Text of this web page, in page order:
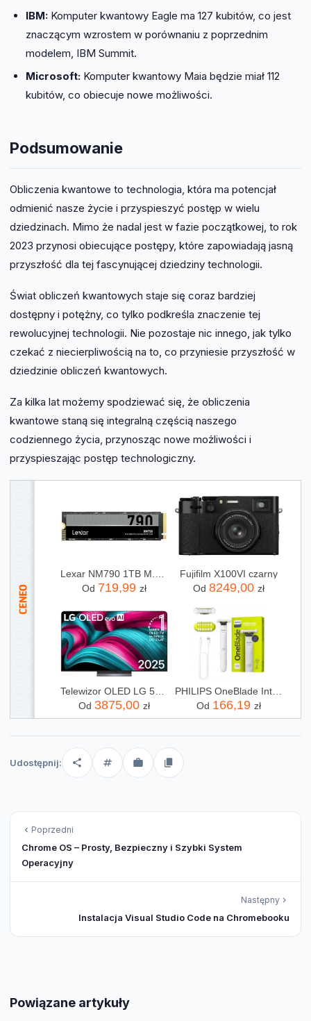
IBM:Komputer kwantowy Eagle ma 127 kubitów, co jest
znaczącym wzrostem w porównaniu z poprzednim
modelem, IBM Summit.
Microsoft:Komputer kwantowy Maia będzie miał 112
kubitów, co obiecuje nowe możliwości.
Podsumowanie
Obliczenia kwantowe to technologia, która ma potencjał
odmienić nasze życie i przyspieszyć postęp w wielu
dziedzinach. Mimo że nadal jest w fazie początkowej, to rok
2023 przynosi obiecujące postępy, które zapowiadają jasną
przyszłość dla tej fascynującej dziedziny technologii.
Świat obliczeń kwantowych staje się coraz bardziej
dostępny i potężny, co tylko podkreśla znaczenie tej
rewolucyjnej technologii. Nie pozostaje nic innego, jak tylko
czekać z niecierpliwością na to, co przyniesie przyszłość w
dziedzinie obliczeń kwantowych.
Za kilka lat możemy spodziewać się, że obliczenia
kwantowe staną się integralną częścią naszego
codziennego życia, przynosząc nowe możliwości i
przyspieszając postęp technologiczny.
Od 719,99 zł
Fujifilm X100VI czarny
Od 8249,00 zł
Telewizor OLED LG 55C54LA 55 cali 4K UHD
Od 3875,00 zł
PHILIPS OneBlade Intimate QP1924/22
Od 166,19 zł
Udostępnij:
Poprzedni
Chrome OS – Prosty, Bezpieczny i Szybki System
Operacyjny
Następny
Instalacja Visual Studio Code na Chromebooku
Powiązane artykuły